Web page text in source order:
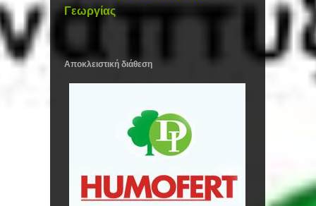
Γεωργίας
Αποκλειστική διάθεση